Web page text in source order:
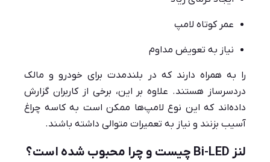
عمر کوتاه لامپ
نیاز به تعویض مداوم
را به همراه دارند که در بلندمدت برای خودرو و مالک
دردسرساز هستند. علاوه بر این، برخی از کاربران گزارش
داده‌اند که این نوع لامپ‌ها ممکن است به کاسه چراغ
آسیب بزنند و نیاز به تعمیرات متوالی داشته باشند.
لنز Bi-LED چیست و چرا محبوب شده است؟